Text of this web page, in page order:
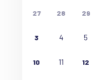
27 28 29
3 4 5
10 11 12